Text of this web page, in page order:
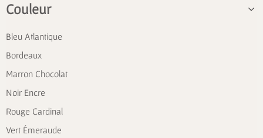
Couleur
Bleu Atlantique
Bordeaux
Marron Chocolat
Noir Encre
Rouge Cardinal
Vert Émeraude